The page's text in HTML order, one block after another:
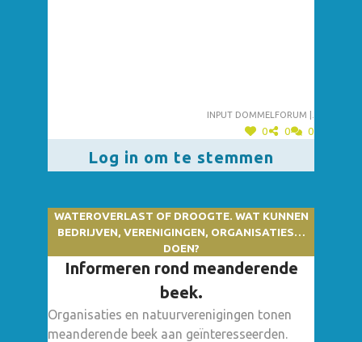
Input dommelforum |.
0 0 0
Log in om te stemmen
WATEROVERLAST OF DROOGTE. WAT KUNNEN
BEDRIJVEN, VERENIGINGEN, ORGANISATIES…
DOEN?
Informeren rond meanderende
beek.
Organisaties en natuurverenigingen tonen
meanderende beek aan geïnteresseerden.